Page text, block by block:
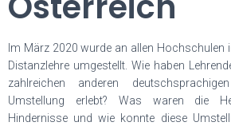
Im März 2020 wurde an allen Hochschulen
Distanzlehre umgestellt. Wie haben
zahlreichen anderen
Umstellung erlebt? Was waren die
Hindernisse und wie konnte diese